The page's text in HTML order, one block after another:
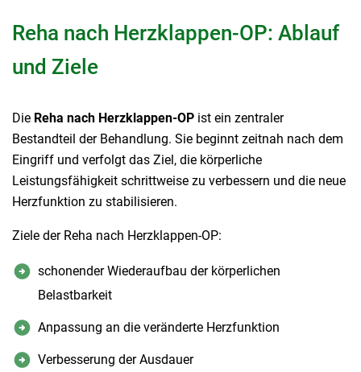
Reha nach Herzklappen-OP: Ablauf
und Ziele
Die Reha nach Herzklappen-OP ist ein zentraler
Bestandteil der Behandlung. Sie beginnt zeitnah nach dem
Eingriff und verfolgt das Ziel, die körperliche
Leistungsfähigkeit schrittweise zu verbessern und die neue
Herzfunktion zu stabilisieren.
Ziele der Reha nach Herzklappen-OP:
schonender Wiederaufbau der körperlichen
Belastbarkeit
Anpassung an die veränderte Herzfunktion
Verbesserung der Ausdauer